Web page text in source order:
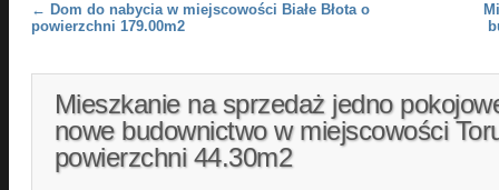
Post navigation
← Dom do nabycia w miejscowości Białe Błota o
powierzchni 179.00m2
Mieszkanie na sprzedaż jedno
nowe budownictwo w miejscowości
powierzchni 44.30m2